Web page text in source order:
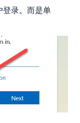
登录。而是单